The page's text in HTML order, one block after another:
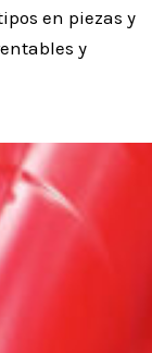
en piezas y
y